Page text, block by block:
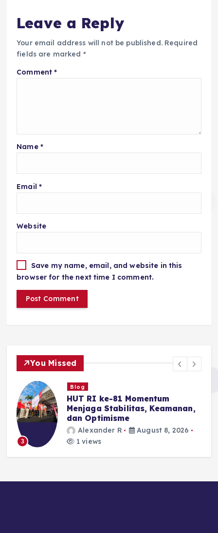
Leave a Reply
Your email address will not be published. Required
fields are marked *
Comment*
Name *
Email *
Website
Save my name, email, and website in this
browser for the next time I comment.
You Missed
3
Blog
HUT RI ke-81 Momentum
Menjaga Stabilitas, Keamanan,
dan Optimisme
Alexander R
August 8, 2026
1 views